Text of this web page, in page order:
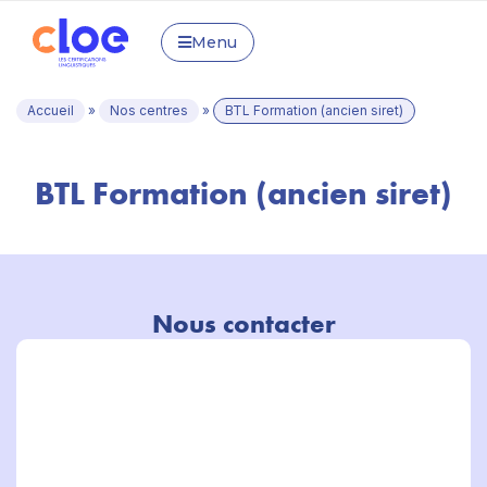
Menu
Accueil » Nos centres » BTL Formation (ancien siret)
BTL Formation (ancien siret)
Nous contacter